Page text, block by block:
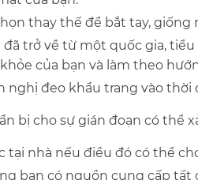
thay thế để bắt tay, giống
đã trở về từ một quốc gia,
của bạn và làm theo
nghị đeo khẩu trang vào thời
bị cho sự gián đoạn có thể
tại nhà nếu điều đó có thể
bạn có nguồn cung cấp